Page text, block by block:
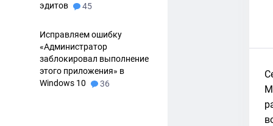
эдитов
45
Исправляем ошибку
«Администратор
заблокировал выполнение
этого приложения» в
Windows 10
36